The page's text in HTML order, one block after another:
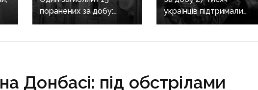
поранених за добу:
ворог масовано
українців підтримали
петицію про присвоєння
Донбасі: під обстрілами